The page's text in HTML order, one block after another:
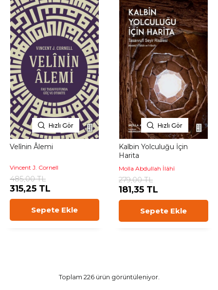
Hızlı Gör
Velînin Âlemi
Vincent J. Cornell
485,00 TL
315,25 TL
Sepete Ekle
Hızlı Gör
Kalbin Yolculuğu İçin
Harita
Molla Abdullah İlâhî
279,00 TL
181,35 TL
Sepete Ekle
Toplam 226 ürün görüntüleniyor.